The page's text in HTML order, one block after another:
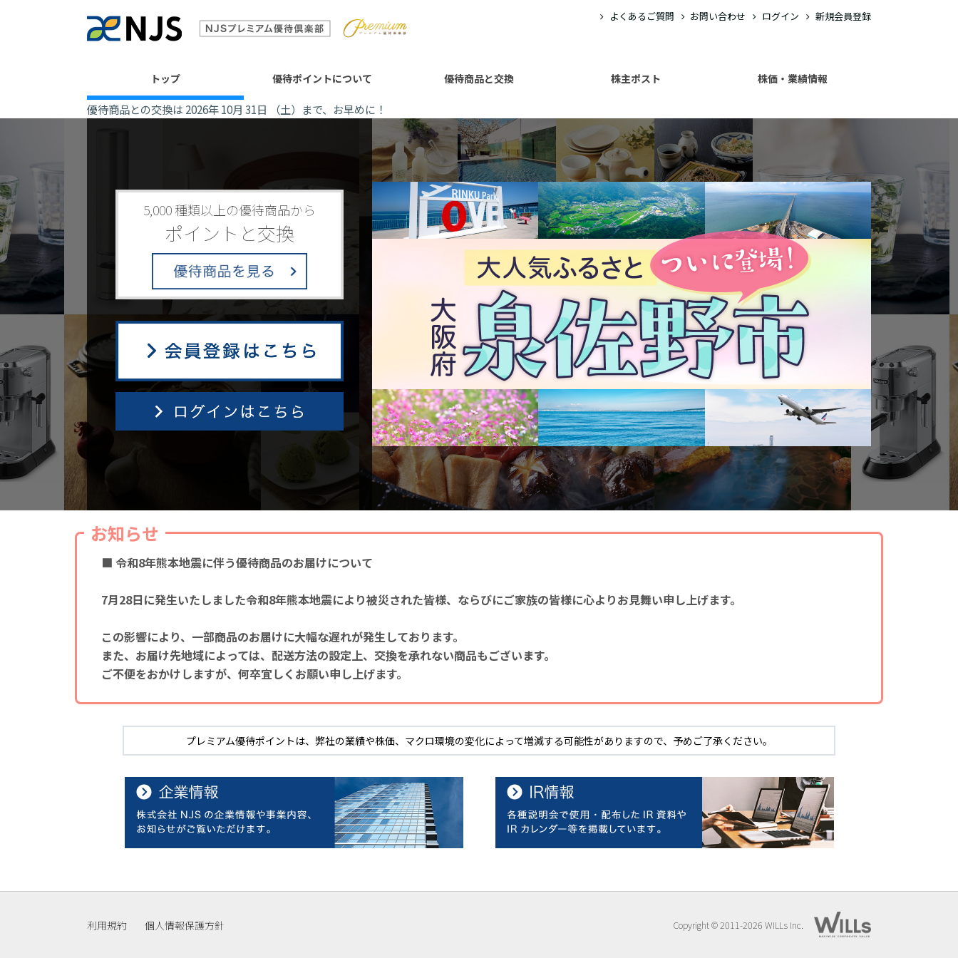
よくあるご質問 お問い合わせ ログイン 新規会員登録
トップ 優待ポイントについて 優待商品と交換 株主ポスト 株価・ 業績情報
優待商品との交換は 2026年 10月 31日 （土）まで、お早めに！
5,000 種類以上の優待商品から
ポイントと交換
お知らせ
■ 令和8年熊本地震に伴う優待商品のお届けについて
7月28日に発生いたしました令和8年熊本地震により被災された皆様、ならびにご家族の皆様に心よりお見舞い申し上げます。
この影響により、一部商品のお届けに大幅な遅れが発生しております。
また、お届け先地域によっては、配送方法の設定上、交換を承れない商品もございます。
ご不便をおかけしますが、何卒宜しくお願い申し上げます。
プレミアム優待ポイントは、弊社の業績や株価、マクロ環境の変化によって増減する可能性がありますので、予めご了承ください。
利用規約 個人情報保護方針 Copyright © 2011-2026 WILLs Inc.